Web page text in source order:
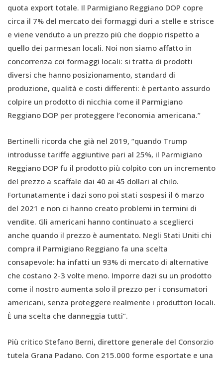
quota export totale. Il Parmigiano Reggiano DOP copre
circa il 7% del mercato dei formaggi duri a stelle e strisce
e viene venduto a un prezzo più che doppio rispetto a
quello dei parmesan locali. Noi non siamo affatto in
concorrenza coi formaggi locali: si tratta di prodotti
diversi che hanno posizionamento, standard di
produzione, qualità e costi differenti: è pertanto assurdo
colpire un prodotto di nicchia come il Parmigiano
Reggiano DOP per proteggere l’economia americana.”
Bertinelli ricorda che già nel 2019, “quando Trump
introdusse tariffe aggiuntive pari al 25%, il Parmigiano
Reggiano DOP fu il prodotto più colpito con un incremento
del prezzo a scaffale dai 40 ai 45 dollari al chilo.
Fortunatamente i dazi sono poi stati sospesi il 6 marzo
del 2021 e non ci hanno creato problemi in termini di
vendite. Gli americani hanno continuato a sceglierci
anche quando il prezzo è aumentato. Negli Stati Uniti chi
compra il Parmigiano Reggiano fa una scelta
consapevole: ha infatti un 93% di mercato di alternative
che costano 2-3 volte meno. Imporre dazi su un prodotto
come il nostro aumenta solo il prezzo per i consumatori
americani, senza proteggere realmente i produttori locali.
È una scelta che danneggia tutti”.
Più critico Stefano Berni, direttore generale del Consorzio
tutela Grana Padano. Con 215.000 forme esportate e una